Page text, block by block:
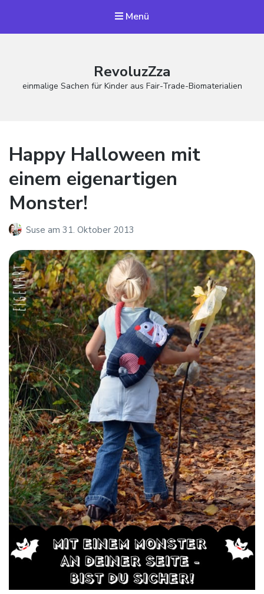
Menü
RevoluzZza
einmalige Sachen für Kinder aus Fair-Trade-Biomaterialien
Happy Halloween mit
einem eigenartigen
Monster!
Suse am 31. Oktober 2013